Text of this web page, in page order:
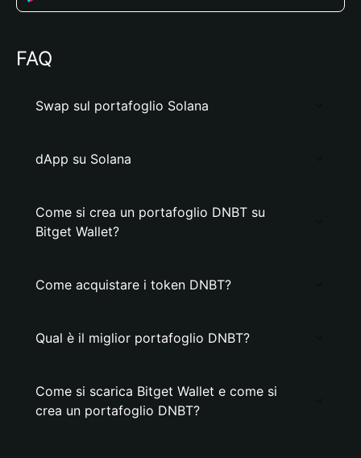
FAQ
Swap sul portafoglio Solana
dApp su Solana
Come si crea un portafoglio DNBT su
Bitget Wallet?
Come acquistare i token DNBT?
Qual è il miglior portafoglio DNBT?
Come si scarica Bitget Wallet e come si
crea un portafoglio DNBT?